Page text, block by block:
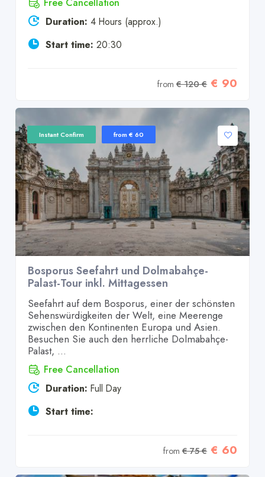
Duration: 4 Hours (approx.)
Start time: 20:30
from€ 120 € € 90
Instant Confirm from € 60
Bosporus Seefahrt und Dolmabahçe-
Palast-Tour inkl. Mittagessen
Seefahrt auf dem Bosporus, einer der schönsten
Sehenswürdigkeiten der Welt, eine Meerenge
zwischen den Kontinenten Europa und Asien.
Besuchen Sie auch den herrliche Dolmabahçe-
Palast, ...
Free Cancellation
Duration: Full Day
Start time:
from€ 75 € € 60